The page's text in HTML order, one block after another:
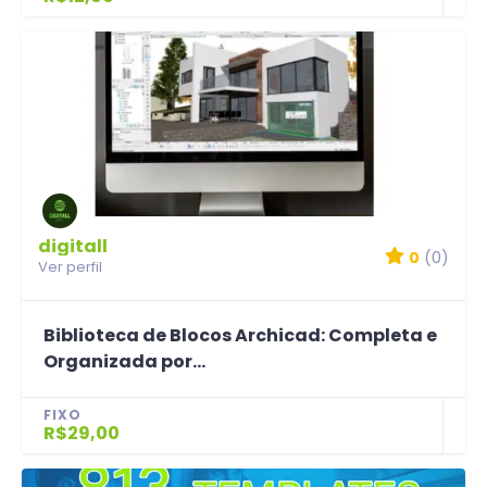
digitall
Ver perfil 0 (0)
Biblioteca de Blocos Archicad: Completa e
Organizada por...
FIXO
R$29,00